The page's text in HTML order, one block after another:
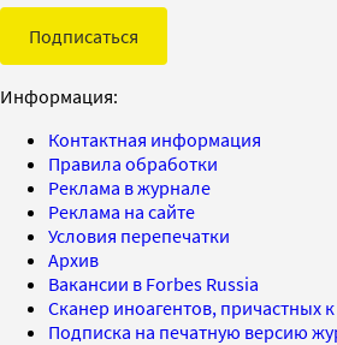
Подписаться
Информация:
Контактная информация
Правила обработки
Реклама в журнале
Реклама на сайте
Условия перепечатки
Архив
Вакансии в Forbes Russia
Сканер иноагентов, причастных
Подписка на печатную версию